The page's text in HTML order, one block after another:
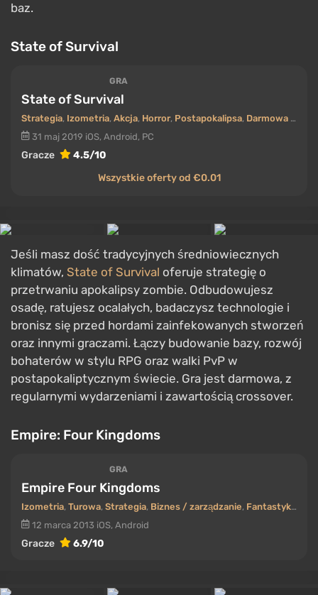
baz.
State of Survival
GRA
State of Survival
Strategia, Izometria, Akcja, Horror, Postapokalipsa, Darmowa gra
31 maj 2019 iOS, Android, PC
Gracze
4.5/10
Wszystkie oferty od €0.01
Jeśli masz dość tradycyjnych średniowiecznych
klimatów, State of Survival oferuje strategię o
przetrwaniu apokalipsy zombie. Odbudowujesz
osadę, ratujesz ocalałych, badaczysz technologie i
bronisz się przed hordami zainfekowanych stworzeń
oraz innymi graczami. Łączy budowanie bazy, rozwój
bohaterów w stylu RPG oraz walki PvP w
postapokaliptycznym świecie. Gra jest darmowa, z
regularnymi wydarzeniami i zawartością crossover.
Empire: Four Kingdoms
GRA
Empire Four Kingdoms
Izometria, Turowa, Strategia, Biznes / zarządzanie, Fantastyka / średniowiecze
12 marca 2013 iOS, Android
Gracze 6.9/10